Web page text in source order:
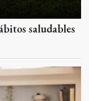
saludables